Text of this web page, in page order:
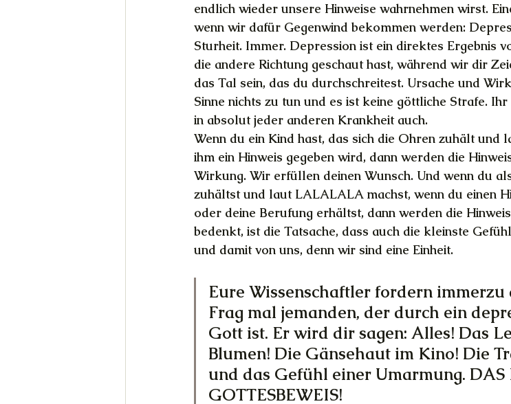
endlich wieder unsere Hinweise wahrnehmen wirst.
wenn wir dafür Gegenwind bekommen werden:
Sturheit. Immer. Depression ist ein direktes Ergebnis
die andere Richtung geschaut hast, während wir dir
das Tal sein, das du durchschreitest. Ursache und
Sinne nichts zu tun und es ist keine göttliche Strafe.
in absolut jeder anderen Krankheit auch.
Wenn du ein Kind hast, das sich die Ohren zuhält
ihm ein Hinweis gegeben wird, dann werden die
Wirkung. Wir erfüllen deinen Wunsch. Und wenn du
zuhältst und laut LALALALA machst, wenn du einen
oder deine Berufung erhältst, dann werden die
bedenkt, ist die Tatsache, dass auch die kleinste
und damit von uns, denn wir sind eine Einheit.
Eure Wissenschaftler fordern immerzu
Frag mal jemanden, der durch ein
Gott ist. Er wird dir sagen: Alles! Das
Blumen! Die Gänsehaut im Kino! Die
und das Gefühl einer Umarmung. DAS
GOTTESBEWEIS!